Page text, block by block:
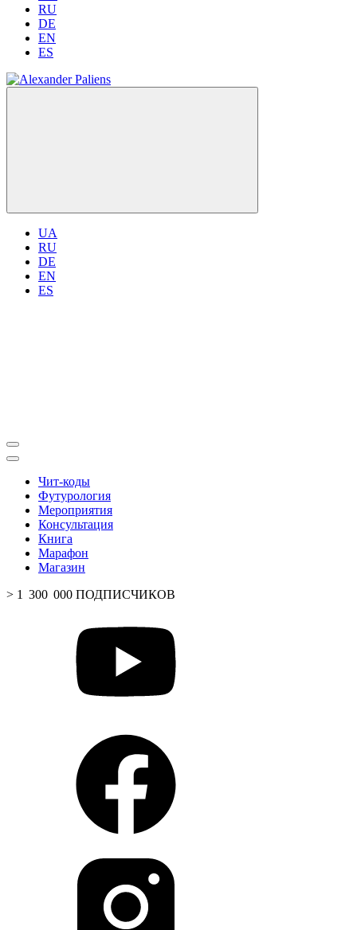
RU
DE
EN
ES
UA
RU
DE
EN
ES
Чит-коды
Футурология
Мероприятия
Консультация
Книга
Марафон
Магазин
> 1 300 000 ПОДПИСЧИКОВ